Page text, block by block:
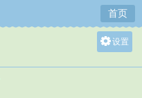
首页
设置